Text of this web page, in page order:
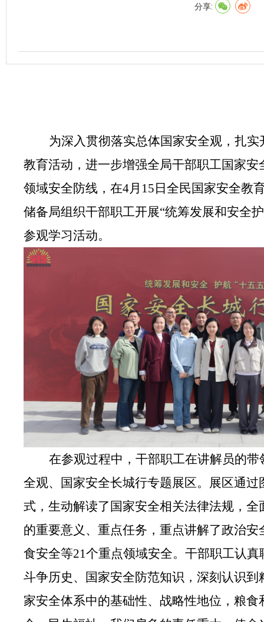
分享:
为深入贯彻落实总体国家安全观，扎
教育活动，进一步增强全局干部职工国家
领域安全防线，在4月15日全民国家安全教
储备局组织干部职工开展“统筹发展和安全
参观学习活动。
在参观过程中，干部职工在讲解员的带
全观、 国家安全长城行专题展区。展区通过
式，生动解读了国家安全相关法律法规，
的重要意义、重点任务，重点讲解了政治安
食安全等21个重点领域安全。干部职工认
斗争历史、国家安全防范知识，深刻认识
家安全体系中的基础性、战略性地位 ， 粮食